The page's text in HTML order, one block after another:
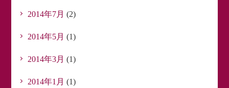
2014年7月 (2)
2014年5月 (1)
2014年3月 (1)
2014年1月 (1)